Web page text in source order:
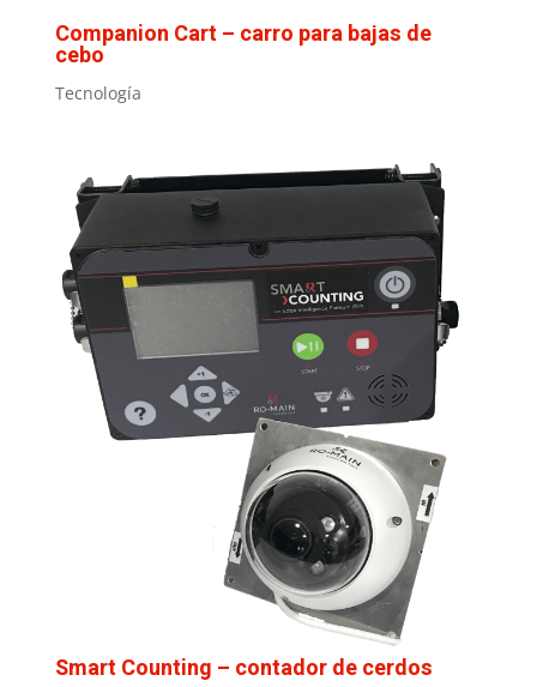
Companion Cart – carro para bajas de
cebo
Tecnología
Smart Counting – contador de cerdos